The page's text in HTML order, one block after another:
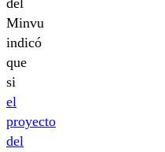
del
Minvu
indicó
que
si
el
proyecto
del